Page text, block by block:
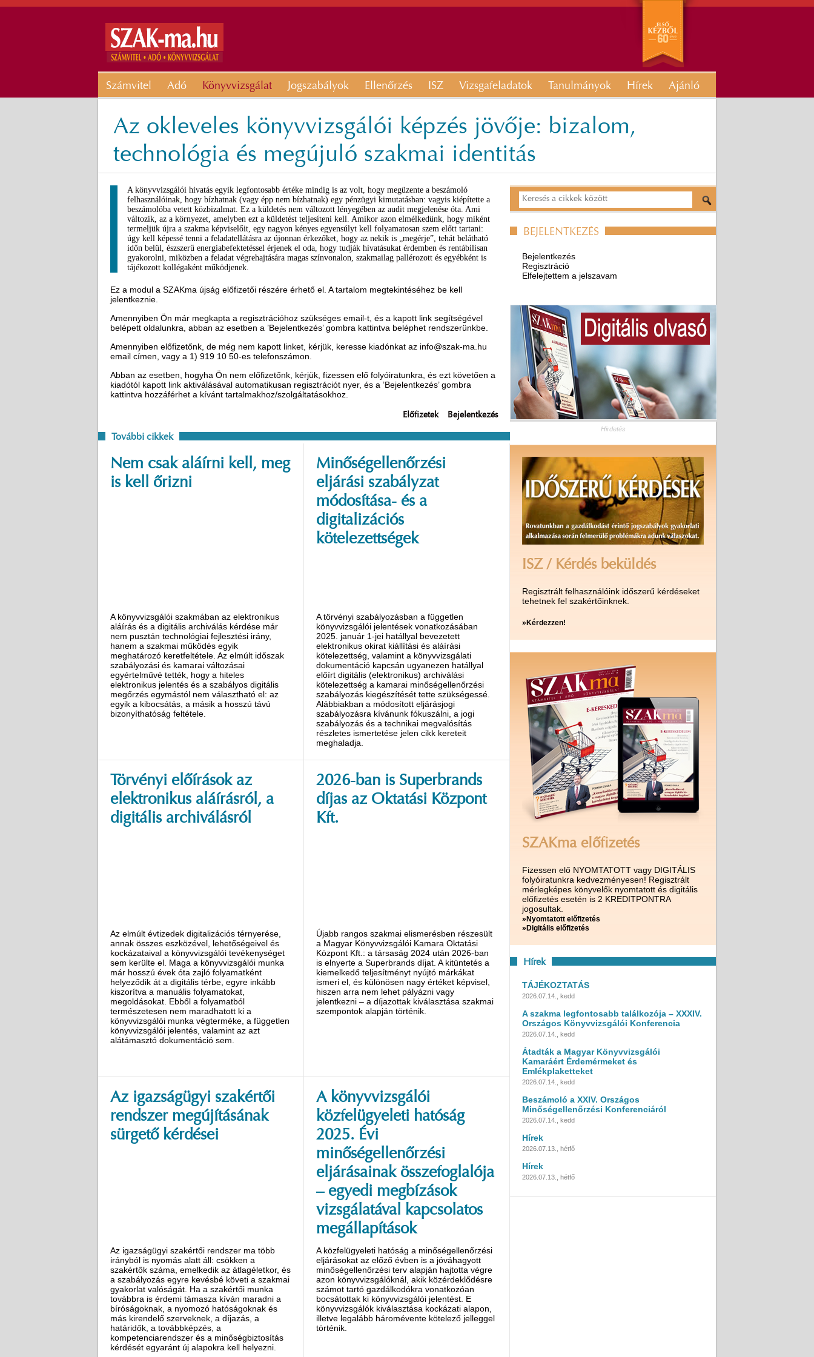
Számvitel Adó Könyvvizsgálat Jogszabályok Ellenőrzés ISZ Vizsgafeladatok Tanulmányok Hírek Ajánló
Az okleveles könyvvizsgálói képzés jövője: bizalom,
technológia és megújuló szakmai identitás
A könyvvizsgálói hivatás egyik legfontosabb értéke mindig is az volt, hogy megüzente a beszámoló
felhasználóinak, hogy bízhatnak (vagy épp nem bízhatnak) egy pénzügyi kimutatásban: vagyis kiépítette a
beszámolóba vetett közbizalmat. Ez a küldetés nem változott lényegében az audit megjelenése óta. Ami
változik, az a környezet, amelyben ezt a küldetést teljesíteni kell. Amikor azon elmélkedünk, hogy miként
termeljük újra a szakma képviselőit, egy nagyon kényes egyensúlyt kell folyamatosan szem előtt tartani:
úgy kell képessé tenni a feladatellátásra az újonnan érkezőket, hogy az nekik is „megérje”, tehát belátható
időn belül, észszerű energiabefektetéssel érjenek el oda, hogy tudják hivatásukat érdemben és rentábilisan
gyakorolni, miközben a feladat végrehajtására magas színvonalon, szakmailag pallérozott és egyébként is
tájékozott kollégaként működjenek.
Ez a modul a SZAKma újság előfizetői részére érhető el. A tartalom megtekintéséhez be kell
jelentkeznie.
Amennyiben Ön már megkapta a regisztrációhoz szükséges email-t, és a kapott link segítségével
belépett oldalunkra, abban az esetben a ’Bejelentkezés’ gombra kattintva beléphet rendszerünkbe.
Amennyiben előfizetőnk, de még nem kapott linket, kérjük, keresse kiadónkat az info@szak-ma.hu
email címen, vagy a 1) 919 10 50-es telefonszámon.
Abban az esetben, hogyha Ön nem előfizetőnk, kérjük, fizessen elő folyóiratunkra, és ezt követően a
kiadótól kapott link aktiválásával automatikusan regisztrációt nyer, és a ’Bejelentkezés’ gombra
kattintva hozzáférhet a kívánt tartalmakhoz/szolgáltatásokhoz.
Bejelentkezés
Előfizetek
További cikkek
Nem csak aláírni kell, meg
is kell őrizni
A könyvvizsgálói szakmában az elektronikus
aláírás és a digitális archiválás kérdése már
nem pusztán technológiai fejlesztési irány,
hanem a szakmai működés egyik
meghatározó keretfeltétele. Az elmúlt időszak
szabályozási és kamarai változásai
egyértelművé tették, hogy a hiteles
elektronikus jelentés és a szabályos digitális
megőrzés egymástól nem választható el: az
egyik a kibocsátás, a másik a hosszú távú
bizonyíthatóság feltétele.
Minőségellenőrzési
eljárási szabályzat
módosítása- és a
digitalizációs
kötelezettségek
A törvényi szabályozásban a független
könyvvizsgálói jelentések vonatkozásában
2025. január 1-jei hatállyal bevezetett
elektronikus okirat kiállítási és aláírási
kötelezettség, valamint a könyvvizsgálati
dokumentáció kapcsán ugyanezen hatállyal
előírt digitális (elektronikus) archiválási
kötelezettség a kamarai minőségellenőrzési
szabályozás kiegészítését tette szükségessé.
Alábbiakban a módosított eljárásjogi
szabályozásra kívánunk fókuszálni, a jogi
szabályozás és a technikai megvalósítás
részletes ismertetése jelen cikk kereteit
meghaladja.
Törvényi előírások az
elektronikus aláírásról, a
digitális archiválásról
Az elmúlt évtizedek digitalizációs térnyerése,
annak összes eszközével, lehetőségeivel és
kockázataival a könyvvizsgálói tevékenységet
sem kerülte el. Maga a könyvvizsgálói munka
már hosszú évek óta zajló folyamatként
helyeződik át a digitális térbe, egyre inkább
kiszorítva a manuális folyamatokat,
megoldásokat. Ebből a folyamatból
természetesen nem maradhatott ki a
könyvvizsgálói munka végterméke, a független
könyvvizsgálói jelentés, valamint az azt
alátámasztó dokumentáció sem.
2026-ban is Superbrands
díjas az Oktatási Központ
Kft.
Újabb rangos szakmai elismerésben részesült
a Magyar Könyvvizsgálói Kamara Oktatási
Központ Kft.: a társaság 2024 után 2026-ban
is elnyerte a Superbrands díjat. A kitüntetés a
kiemelkedő teljesítményt nyújtó márkákat
ismeri el, és különösen nagy értéket képvisel,
hiszen arra nem lehet pályázni vagy
jelentkezni – a díjazottak kiválasztása szakmai
szempontok alapján történik.
Az igazságügyi szakértői
rendszer megújításának
sürgető kérdései
Az igazságügyi szakértői rendszer ma több
irányból is nyomás alatt áll: csökken a
szakértők száma, emelkedik az átlagéletkor, és
a szabályozás egyre kevésbé követi a szakmai
gyakorlat valóságát. Ha a szakértői munka
továbbra is érdemi támasza kíván maradni a
bíróságoknak, a nyomozó hatóságoknak és
más kirendelő szerveknek, a díjazás, a
határidők, a továbbképzés, a
kompetenciarendszer és a minőségbiztosítás
kérdését egyaránt új alapokra kell helyezni.
A könyvvizsgálói
közfelügyeleti hatóság
2025. Évi
minőségellenőrzési
eljárásainak összefoglalója
– egyedi megbízások
vizsgálatával kapcsolatos
megállapítások
A közfelügyeleti hatóság a minőségellenőrzési
eljárásokat az előző évben is a jóváhagyott
minőségellenőrzési terv alapján hajtotta végre
azon könyvvizsgálóknál, akik közérdeklődésre
számot tartó gazdálkodókra vonatkozóan
bocsátottak ki könyvvizsgálói jelentést. E
könyvvizsgálók kiválasztása kockázati alapon,
illetve legalább háromévente kötelező jelleggel
történik.
BEJELENTKEZÉS
Bejelentkezés
Regisztráció
Elfelejtettem a jelszavam
Hirdetés
ISZ / Kérdés beküldés
Regisztrált felhasználóink időszerű kérdéseket
tehetnek fel szakértőinknek.
»Kérdezzen!
SZAKma előfizetés
Fizessen elő NYOMTATOTT vagy DIGITÁLIS
folyóiratunkra kedvezményesen! Regisztrált
mérlegképes könyvelők nyomtatott és digitális
előfizetés esetén is 2 KREDITPONTRA
jogosultak.
»Nyomtatott előfizetés
»Digitális előfizetés
Hírek
TÁJÉKOZTATÁS
2026.07.14., kedd
A szakma legfontosabb találkozója – XXXIV.
Országos Könyvvizsgálói Konferencia
2026.07.14., kedd
Átadták a Magyar Könyvvizsgálói
Kamaráért Érdemérmeket és
Emlékplaketteket
2026.07.14., kedd
Beszámoló a XXIV. Országos
Minőségellenőrzési Konferenciáról
2026.07.14., kedd
Hírek
2026.07.13., hétfő
Hírek
2026.07.13., hétfő